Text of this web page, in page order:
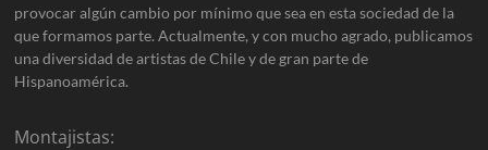
provocar algún cambio por mínimo que sea en esta sociedad de la
que formamos parte. Actualmente, y con mucho agrado, publicamos
una diversidad de artistas de Chile y de gran parte de
Hispanoamérica.
Montajistas: